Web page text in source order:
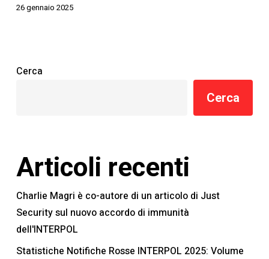
26 gennaio 2025
Cerca
Cerca
Articoli recenti
Charlie Magri è co-autore di un articolo di Just
Security sul nuovo accordo di immunità
dell'INTERPOL
Statistiche Notifiche Rosse INTERPOL 2025: Volume